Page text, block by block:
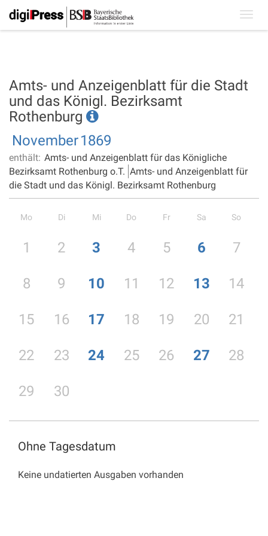
Amts- und Anzeigenblatt für die Stadt
und das Königl. Bezirksamt
Rothenburg
November1869
enthält: Amts- und Anzeigenblatt für das Königliche
Bezirksamt Rothenburg o.T. Amts- und Anzeigenblatt für
die Stadt und das Königl. Bezirksamt Rothenburg
Mo Di Mi Do Fr Sa So
1 2 3 4 5 6 7
8 9 10 11 12 13 14
15 16 17 18 19 20 21
22 23 24 25 26 27 28
29 30
Ohne Tagesdatum
Keine undatierten Ausgaben vorhanden